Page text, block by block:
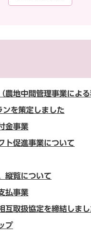
農地中間管理事業による
を策定しました
金事業
ト促進事業について
縦覧について
払事業
互取扱協定を締結しまし
プ